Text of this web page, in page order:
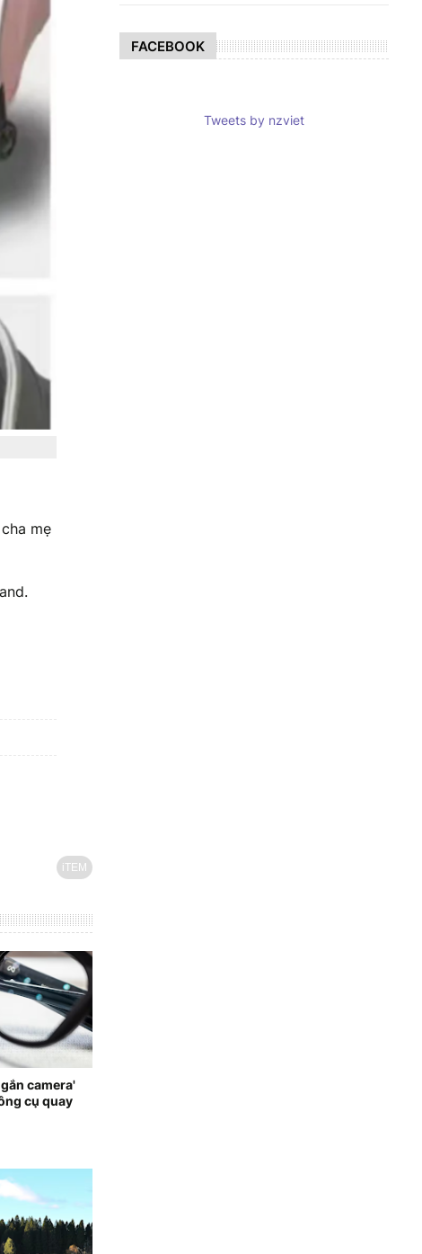
mẹ
iTEM
camera'
cụ quay
FACEBOOK
Tweets by nzviet